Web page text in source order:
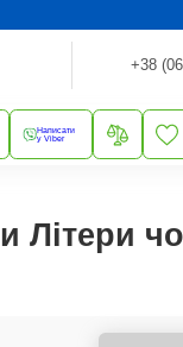
+38
Написати
у Viber
Літери